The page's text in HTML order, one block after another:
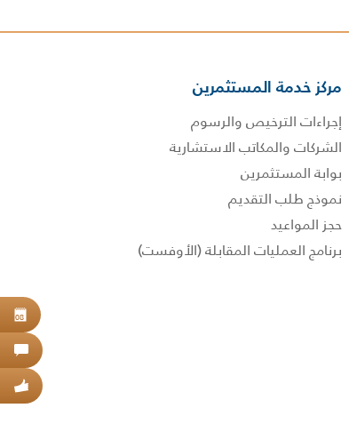
مركز خدمة المستثمرين
إجراءات الترخيص والرسوم
الشركات والمكاتب الاستشارية
بوابة المستثمرين
نموذج طلب التقديم
حجز المواعيد
برنامج العمليات المقابلة (الأوفست)
08